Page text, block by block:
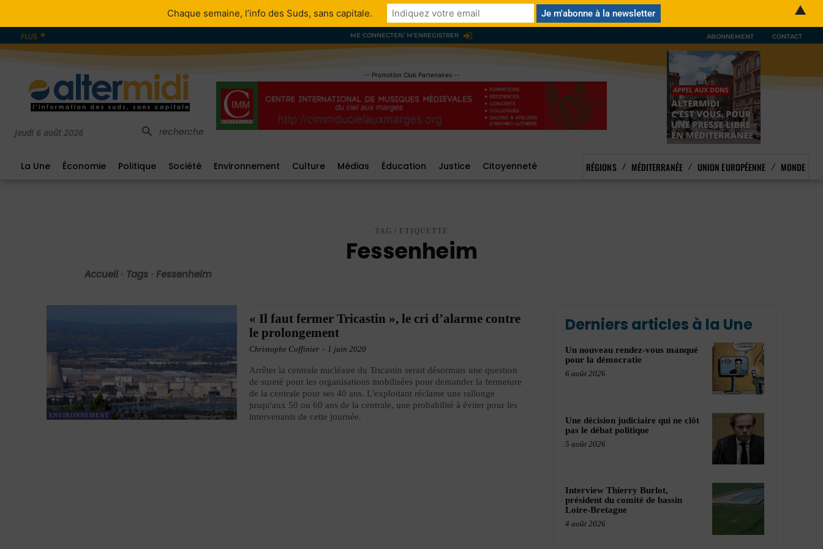
PLUS ME CONNECTER/ M'ENREGISTRER ABONNEMENT CONTACT
jeudi 6 août 2026 recherche
-- Promotion Club Partenaires --
La Une Économie Politique Société Environnement Culture Médias Éducation Justice Citoyenneté RÉGIONS MÉDITERRANÉE UNION EUROPÉENNE MONDE
TAG / ETIQUETTE
Fessenheim
Accueil Tags Fessenheim
ENVIRONNEMENT
« Il faut fermer Tricastin », le cri d’alarme contre
le prolongement
Christophe Coffinier - 1 juin 2020
Arrêter la centrale nucléaire du Tricastin serait désormais une question
de sureté pour les organisations mobilisées pour demander la fermeture
de la centrale pour ses 40 ans. L'exploitant réclame une rallonge
jusqu'aux 50 ou 60 ans de la centrale, une probabilité à éviter pour les
intervenants de cette journée.
Derniers articles à la Une
Un nouveau rendez-vous manqué
pour la démocratie
6 août 2026
Une décision judiciaire qui ne clôt
pas le débat politique
5 août 2026
Interview Thierry Burlot,
président du comité de bassin
Loire-Bretagne
4 août 2026
Chaque semaine, l’info des Suds, sans capitale. ▲